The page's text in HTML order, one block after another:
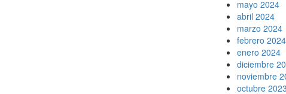
mayo 2024
abril 2024
marzo 2024
febrero 2024
enero 2024
diciembre
noviembre
octubre 2023